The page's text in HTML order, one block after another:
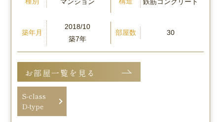
築年月
2018/10
築7年
部屋数 30
お部屋一覧を見る
S-class
D-type